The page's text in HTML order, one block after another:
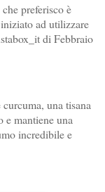
preferisco è
ad utilizzare
di Febbraio
una tisana
e mantiene una
incredibile e